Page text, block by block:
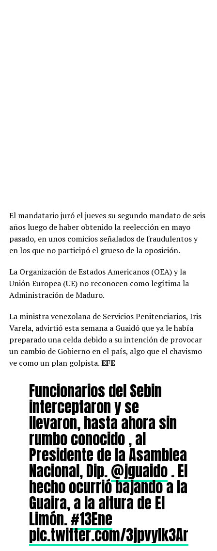
El mandatario juró el jueves su segundo mandato de seis
años luego de haber obtenido la reelección en mayo
pasado, en unos comicios señalados de fraudulentos y
en los que no participó el grueso de la oposición.
La Organización de Estados Americanos (OEA) y la
Unión Europea (UE) no reconocen como legítima la
Administración de Maduro.
La ministra venezolana de Servicios Penitenciarios, Iris
Varela, advirtió esta semana a Guaidó que ya le había
preparado una celda debido a su intención de provocar
un cambio de Gobierno en el país, algo que el chavismo
ve como un plan golpista.EFE
Funcionarios del Sebin
interceptaron y se
llevaron, hasta ahora sin
rumbo conocido , al
Presidente de la Asamblea
Nacional, Dip.@jguaido. El
hecho ocurrió bajando a la
Guaira, a la altura de El
Limón.#13Ene
pic.twitter.com/3jpvylk3Ar